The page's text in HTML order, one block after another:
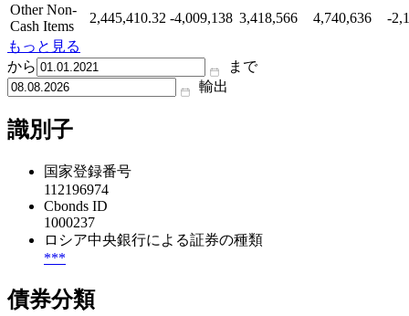
Other Non-
Cash Items
2,445,410.32 -4,009,138 3,418,566 4,740,636
-
もっと見る
から
まで
輸出
識別子
国家登録番号
112196974
Cbonds ID
1000237
ロシア中央銀行による証券の種類
***
債券分類